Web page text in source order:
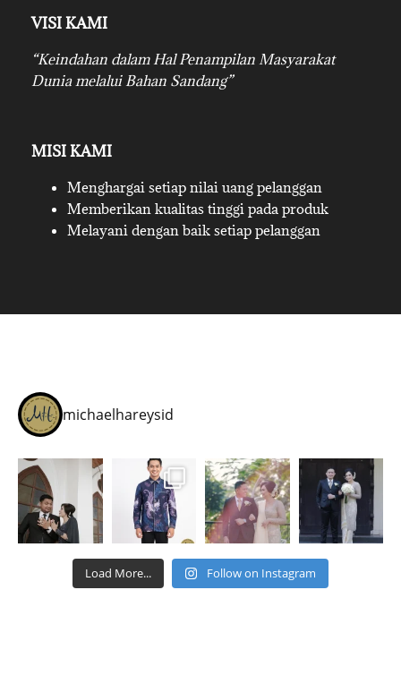
VISI KAMI
“Keindahan dalam Hal Penampilan Masyarakat
Dunia melalui Bahan Sandang”
MISI KAMI
Menghargai setiap nilai uang pelanggan
Memberikan kualitas tinggi pada produk
Melayani dengan baik setiap pelanggan
michaelhareysid
Load More... Follow on Instagram